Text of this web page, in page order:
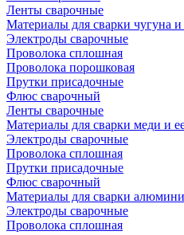
Ленты сварочные
Материалы для сварки чугуна
Электроды сварочные
Проволока сплошная
Проволока порошковая
Прутки присадочные
Флюс сварочный
Ленты сварочные
Материалы для сварки меди и
Электроды сварочные
Проволока сплошная
Прутки присадочные
Флюс сварочный
Материалы для сварки
Электроды сварочные
Проволока сплошная